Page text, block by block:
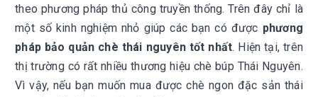
theo phương pháp thủ công truyền thống. Trên đây chỉ là
một số kinh nghiệm nhỏ giúp các bạn có được phương
pháp bảo quản chè thái nguyên tốt nhất. Hiện tại, trên
thị trường có rất nhiều thương hiệu chè búp Thái Nguyên.
Vì vậy, nếu bạn muốn mua được chè ngon đặc sản thái